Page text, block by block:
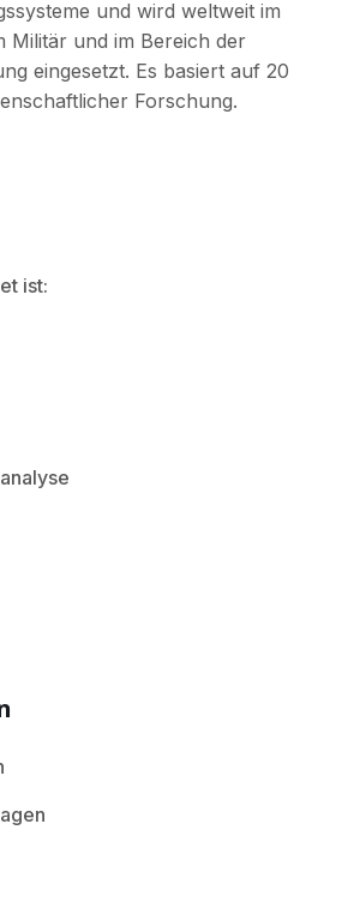
und wird weltweit im
Militär und im Bereich der
eingesetzt. Es basiert auf 20
Forschung.
ist: